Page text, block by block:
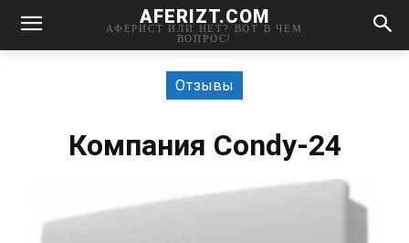
AFERIZT.COM
АФЕРИСТ ИЛИ НЕТ? ВОТ В ЧЕМ
ВОПРОС!
Отзывы
Компания Condy-24